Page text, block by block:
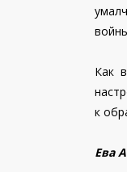
Как
к
Ева